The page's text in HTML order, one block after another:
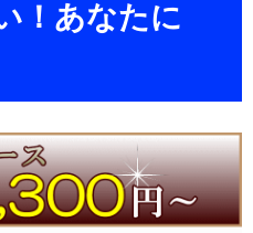
！あなたに